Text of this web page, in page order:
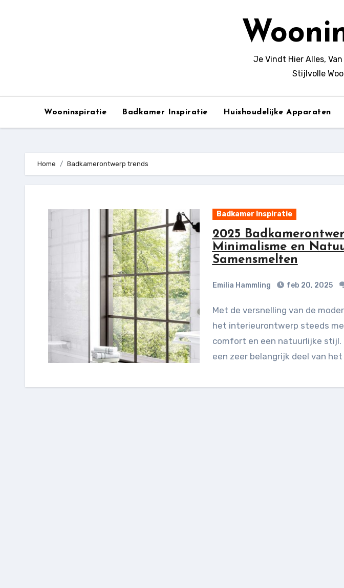
Je Vindt Hier Alles,
Stijlvolle
Wooninspiratie Badkamer Inspiratie Huishoudelijke Apparaten
Home Badkamerontwerp trends
Badkamer Inspiratie
2025
Minimalisme en
Samensmelten
Emilia Hammling feb 20, 2025
Met de versnelling van de moderne levensstijl neigt
het interieurontwerp steeds
comfort en een natuurlijke stijl.
een zeer belangrijk deel van